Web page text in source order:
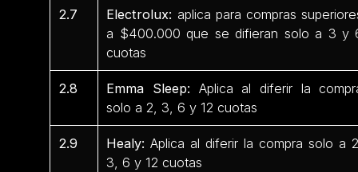
2.7 Electrolux: aplica para compras
a $400.000 que se difieran solo a 3 y
cuotas
2.8 Emma Sleep: Aplica al diferir la
solo a 2, 3, 6 y 12 cuotas
2.9 Healy: Aplica al diferir la compra solo a
3, 6 y 12 cuotas